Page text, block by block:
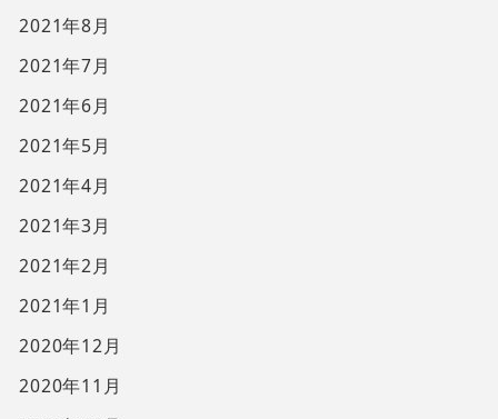
2021年8月
2021年7月
2021年6月
2021年5月
2021年4月
2021年3月
2021年2月
2021年1月
2020年12月
2020年11月